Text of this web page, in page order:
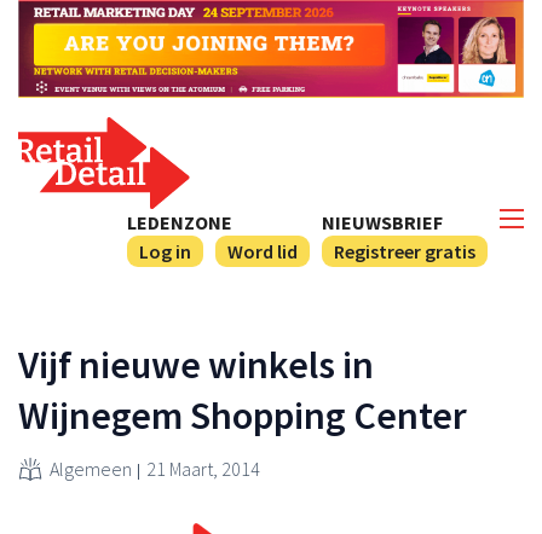
NIEUWSBRIEF
Registreer gratis
LEDENZONE
Log in
Word lid
Vijf nieuwe winkels in
Wijnegem Shopping Center
Algemeen 21 Maart, 2014